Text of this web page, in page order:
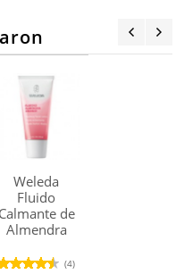
Weleda
Fluido
Calmante de
Almendra
(4)